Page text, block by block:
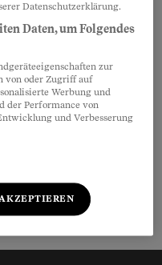
und Menschen,
und ihrer
zahlreiche
ist Präsident des
Datenschutzerklärung.
Daten, um Folgendes
zur
von oder Zugriff auf
Werbung und
der Performance von
und Verbesserung